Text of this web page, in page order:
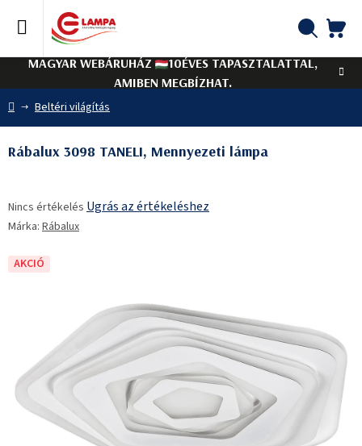
tartalomhoz
MAGYAR WEBÁRUHÁZ
10ÉVES TAPASZTALATTAL,
AMIBEN MEGBÍZHAT.
Kezdőlap
Beltéri világítás
Rábalux 3098 TANELI, Mennyezeti lámpa
termék
átlagos
5-
Nincs értékelés Ugrás az értékeléshez
Márka: Rábalux
AKCIÓ